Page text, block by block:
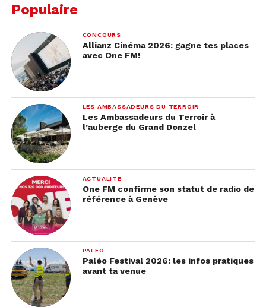
Populaire
CONCOURS
Allianz Cinéma 2026: gagne tes places
avec One FM!
LES AMBASSADEURS DU TERROIR
Les Ambassadeurs du Terroir à
l’auberge du Grand Donzel
ACTUALITÉ
One FM confirme son statut de radio de
référence à Genève
PALÉO
Paléo Festival 2026: les infos pratiques
avant ta venue